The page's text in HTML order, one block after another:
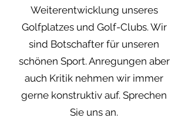
Weiterentwicklung unseres
Golfplatzes und Golf-Clubs. Wir
sind Botschafter für unseren
schönen Sport. Anregungen aber
auch Kritik nehmen wir immer
gerne konstruktiv auf. Sprechen
Sie uns an.